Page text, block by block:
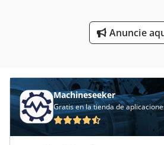
Sistema De Filtro De Banda
Anuncie
Machineseeker
Gratis en la tienda de